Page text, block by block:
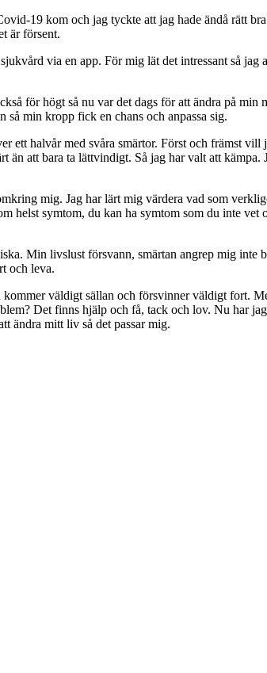
19 kom och jag tyckte att jag hade ändå rätt
är försent.
via en app. För mig lät det intressant så jag
för högt så nu var det dags för att ändra på min
min kropp fick en chans och anpassa sig.
ett halvår med svåra smärtor. Först och främst vill
att bara ta lättvindigt. Så jag har valt att
mig. Jag har lärt mig värdera vad som
helst symtom, du kan ha symtom som du inte
Min livslust försvann, smärtan angrep mig inte
och leva.
väldigt sällan och försvinner väldigt fort.
Det finns hjälp och få, tack och lov. Nu har
ändra mitt liv så det passar mig.